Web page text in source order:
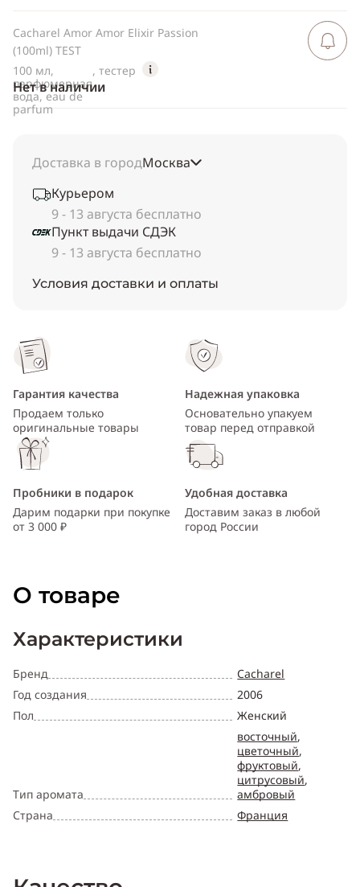
Cacharel Amor Amor Elixir Passion
(100ml) TEST
100 мл,
парфюмерная
вода, eau de
parfum
, тестер
Нет в наличии
Сообщить
Доставка в городМосква
Курьером
9 - 13 августа бесплатно
Пункт выдачи СДЭК
9 - 13 августа бесплатно
Условия доставки и оплаты
Гарантия качества
Продаем только
оригинальные товары
Надежная упаковка
Основательно упакуем
товар перед отправкой
Пробники в подарок
Дарим подарки при покупке
от 3 000 ₽
Удобная доставка
Доставим заказ в любой
город России
О товаре
Характеристики
Бренд
Год создания
Пол
Тип аромата
Страна
Cacharel
2006
Женский
восточный,
цветочный,
фруктовый,
цитрусовый,
амбровый
Франция